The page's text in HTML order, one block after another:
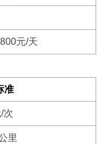
抚恤定补重点优抚
浪乞讨人员等五种
元/天
准
次
里